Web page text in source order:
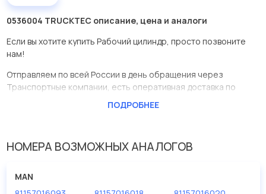
0536004 TRUCKTEC описание, цена и аналоги
Если вы хотите купить Рабочий цилиндр, просто позвоните
нам!
Отправляем по всей России в день обращения через
Транспортные компании, есть оперативная доставка по
У данной детали есть аналоги с номерами, убедитесь сами.
представлены в большом ассортименте.
ПОДРОБНЕЕ
НОМЕРА ВОЗМОЖНЫХ АНАЛОГОВ
MAN